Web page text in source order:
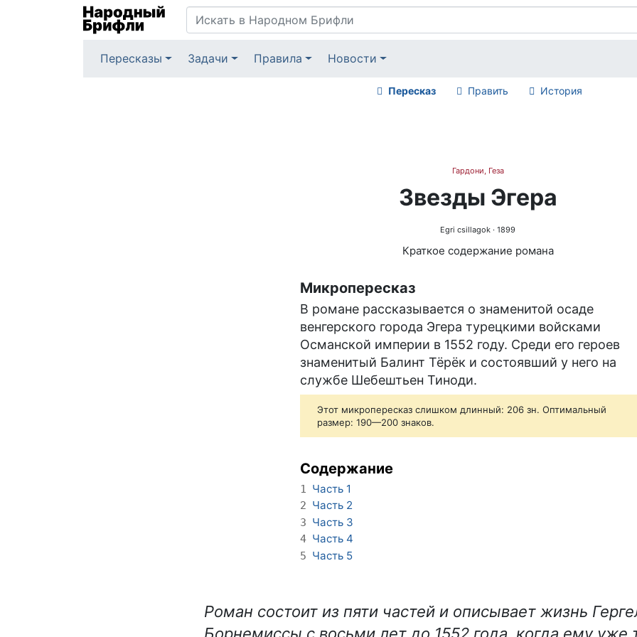
Пересказы Задачи Правила Новости
Пересказ Править История
Гардони, Геза
Звезды Эгера
Egri csillagok · 1899
Краткое содержание романа
Микропересказ
В романе рассказывается о знаменитой осаде
венгерского города Эгера турецкими войсками
Османской империи в 1552 году. Среди его героев
знаменитый Балинт Тёрёк и состоявший у него на
службе Шебештьен Тиноди.
Этот микропересказ слишком длинный: 206 зн. Оптимальный
размер: 190—200 знаков.
Содержание
1 Часть 1
2 Часть 2
3 Часть 3
4 Часть 4
5 Часть 5
Роман состоит из пяти частей и описывает жизнь
Борнемиссы с восьми лет до 1552 года, когда ему уже